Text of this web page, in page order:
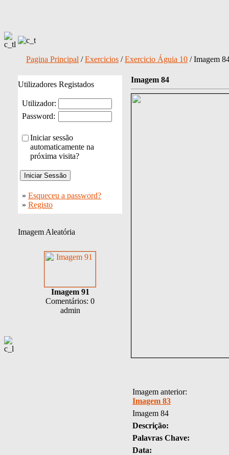
Pagina Principal /Exercicios /Exercicio Águia 10 / Imagem
Utilizadores Registados
Utilizador:
Password:
Iniciar sessão
automaticamente na
próxima visita?
» Esqueceu a password?
» Registo
Imagem Aleatória
Imagem 91
Comentários: 0
admin
Imagem 84
Imagem anterior:
Imagem 83
Imagem 84
Descrição:
Palavras Chave:
Data: